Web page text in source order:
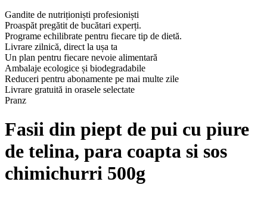
Gandite de nutriționiști profesioniști
Proaspăt pregătit de bucătari experți.
Programe echilibrate pentru fiecare tip de dietă.
Livrare zilnică, direct la ușa ta
Un plan pentru fiecare nevoie alimentară
Ambalaje ecologice și biodegradabile
Reduceri pentru abonamente pe mai multe zile
Livrare gratuită in orasele selectate
Pranz
Fasii din piept de pui cu piure
de telina, para coapta si sos
chimichurri 500g